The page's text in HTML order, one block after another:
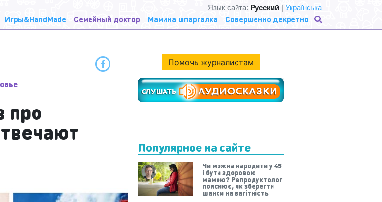
Игры&HandMade Семейный доктор Мамина шпаргалка Совершенно декретно
Язык сайта: Русский | Українська
про
Помочь журналистам
Популярное на сайте
Чи можна народити у 45
і бути здоровою
мамою? Репродуктолог
пояснює, як зберегти
шанси на вагітність